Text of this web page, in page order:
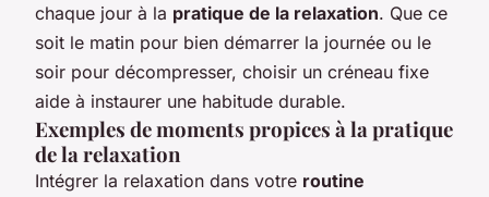
chaque jour à la pratique de la relaxation. Que ce
soit le matin pour bien démarrer la journée ou le
soir pour décompresser, choisir un créneau fixe
aide à instaurer une habitude durable.
Exemples de moments propices à la pratique
de la relaxation
Intégrer la relaxation dans votre routine